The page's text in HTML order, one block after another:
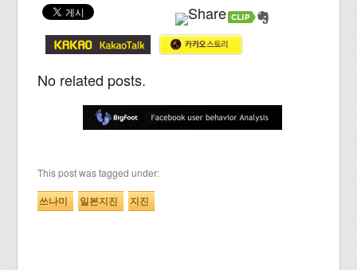
No related posts.
This post was tagged under:
쓰나미 일본지진 지진